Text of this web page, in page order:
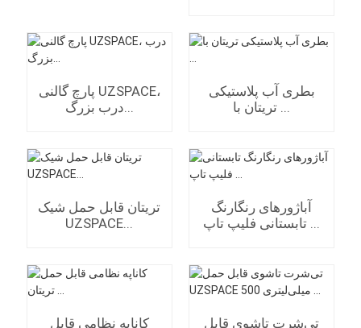
پارچ گالنی UZSPACE،
درب بزرگ...
بطری آب پلاستیکی
تریتان با ...
تریتان قابل حمل شیک
UZSPACE...
آباژورهای رنگارنگ
تابستانی فلیپ تاپ ...
کاناپه نظامی قابل
تی‌شرت تاشوی قابل